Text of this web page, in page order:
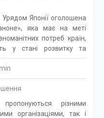
Японії оголошена
яка має на меті
потреб країн,
у стані розвитку та
різними
організаціями, так і